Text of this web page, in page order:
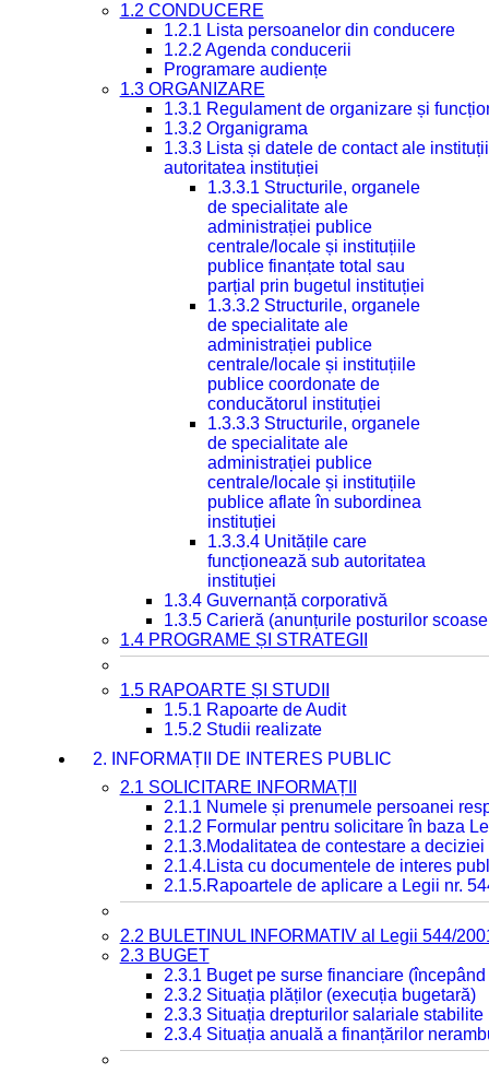
1.2 CONDUCERE
1.2.1 Lista persoanelor din conducere
1.2.2 Agenda conducerii
Programare audiențe
1.3 ORGANIZARE
1.3.1 Regulament de organizare și
1.3.2 Organigrama
1.3.3 Lista și datele de contact ale
autoritatea instituției
1.3.3.1 Structurile, organele
de specialitate ale
administrației publice
centrale/locale și instituțiile
publice finanțate total sau
parțial prin bugetul instituției
1.3.3.2 Structurile, organele
de specialitate ale
administrației publice
centrale/locale și instituțiile
publice coordonate de
conducătorul instituției
1.3.3.3 Structurile, organele
de specialitate ale
administrației publice
centrale/locale și instituțiile
publice aflate în subordinea
instituției
1.3.3.4 Unitățile care
funcționează sub autoritatea
instituției
1.3.4 Guvernanță corporativă
1.3.5 Carieră (anunțurile posturilor
1.4 PROGRAME ȘI STRATEGII
1.5 RAPOARTE ȘI STUDII
1.5.1 Rapoarte de Audit
1.5.2 Studii realizate
2. INFORMAȚII DE INTERES PUBLIC
2.1 SOLICITARE INFORMAȚII
2.1.1 Numele și prenumele persoanei
2.1.2 Formular pentru solicitare în baza
2.1.3.Modalitatea de contestare a
2.1.4.Lista cu documentele de interes
2.1.5.Rapoartele de aplicare a Legii nr.
2.2 BULETINUL INFORMATIV al Legii 544/
2.3 BUGET
2.3.1 Buget pe surse financiare
2.3.2 Situația plăților (execuția bugetară)
2.3.3 Situația drepturilor salariale
2.3.4 Situația anuală a finanțărilor